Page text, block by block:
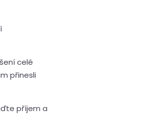
celé
přinesli
příjem a